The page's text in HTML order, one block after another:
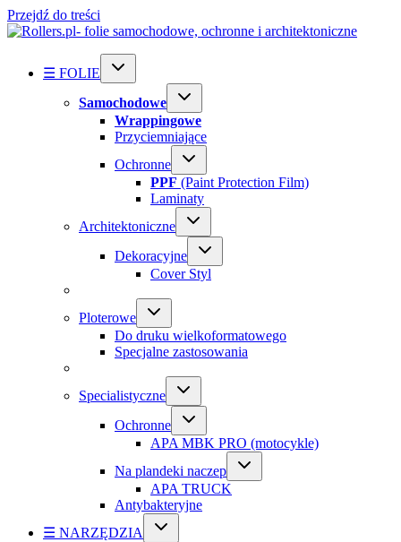
Przejdź do treści
☰ FOLIE
Samochodowe
Wrappingowe
Przyciemniające
Ochronne
PPF (Paint Protection Film)
Laminaty
Architektoniczne
Dekoracyjne
Cover Styl
Ploterowe
Do druku wielkoformatowego
Specjalne zastosowania
Specialistyczne
Ochronne
APA MBK PRO (motocykle)
Na plandeki naczep
APA TRUCK
Antybakteryjne
☰ NARZĘDZIA